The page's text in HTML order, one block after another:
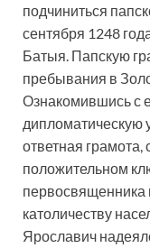
подчиниться
сентября 1248
Батыя. Папскую
пребывания в
Ознакомившись с
дипломатическую
ответная
положительном
первосвященника
католичеству
Ярославич